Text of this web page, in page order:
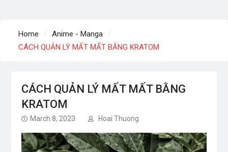
Lời bài hát Chúng Ta của Hiện Tại – Sơn Tùng M-
TP – Full lyrics bản chuẩn
Home
Anime - Manga
CÁCH QUẢN LÝ MẤT MẤT BẰNG KRATOM
CÁCH QUẢN LÝ MẤT MẤT BẰNG
KRATOM
March 8, 2023 Hoai Thuong